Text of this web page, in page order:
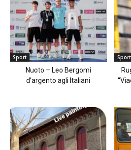
Sport
Nuoto – Leo Bergomi
d’argento agli Italiani
Sport